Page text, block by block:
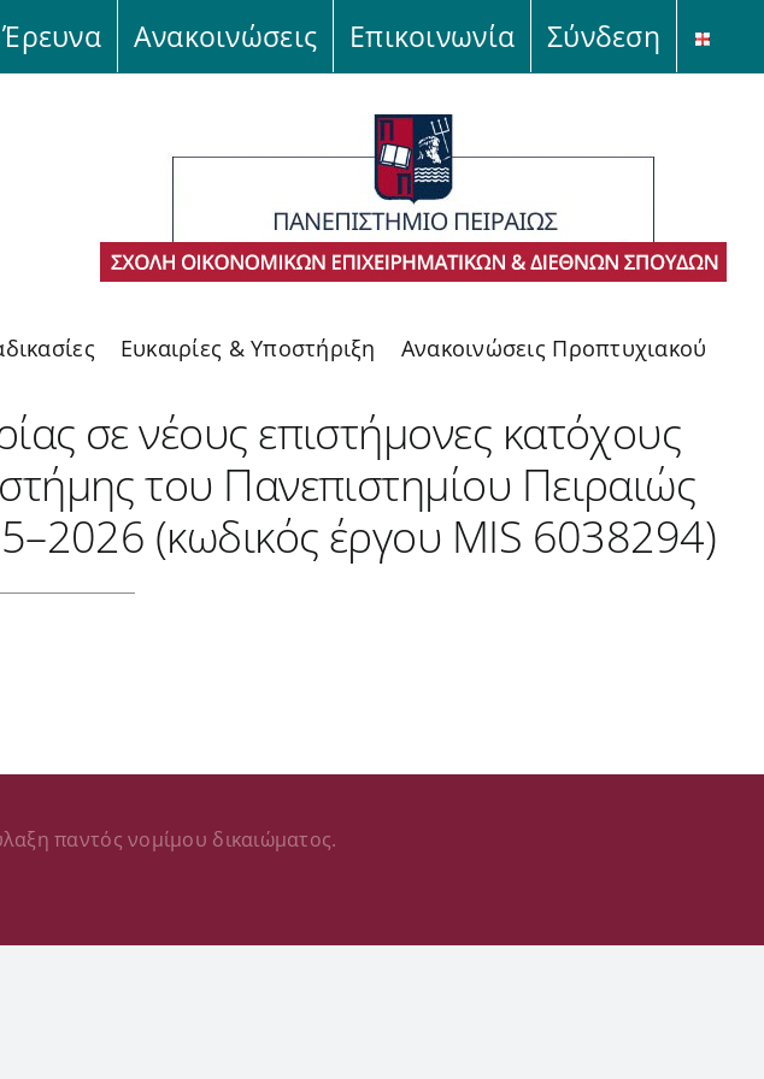
Έρευνα Ανακοινώσεις Επικοινωνία Σύνδεση
Ευκαιρίες & Υποστήριξη Ανακοινώσεις Προπτυχιακού
σε νέους επιστήμονες κατόχους
του Πανεπιστημίου Πειραιώς
(κωδικός έργου MIS 6038294)
παντός νομίμου δικαιώματος.